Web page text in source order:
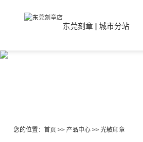
东莞刻章 | 城市分站
您的位置： 首页>> 产品中心>> 光敏印章